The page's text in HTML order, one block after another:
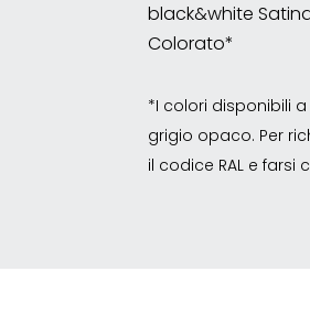
black&white
Colorato*
*I colori disponibili
grigio opaco. Per
il codice RAL e